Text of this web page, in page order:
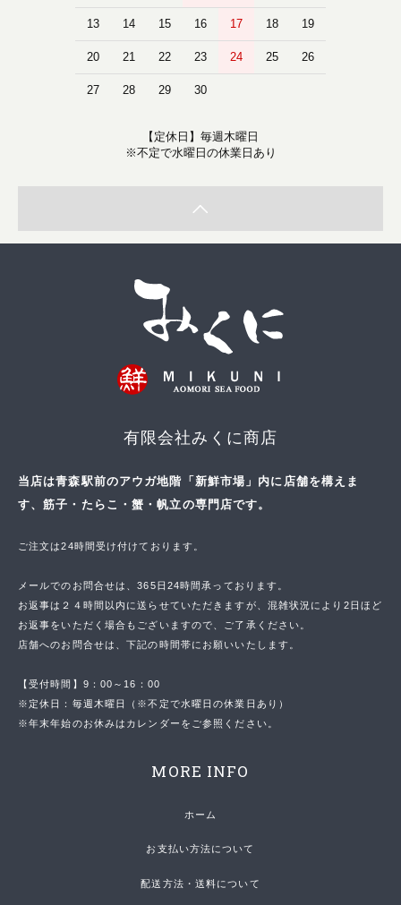
13 14 15 16 17 18 19
20 21 22 23 24 25 26
27 28 29 30
【定休日】毎週木曜日
※不定で水曜日の休業日あり
有限会社みくに商店
当店は青森駅前のアウガ地階「新鮮市場」内に店舗を構えま
す、筋子・たらこ・蟹・帆立の専門店です。
ご注文は24時間受け付けております。
メールでのお問合せは、365日24時間承っております。
お返事は２４時間以内に送らせていただきますが、混雑状況により2日ほど
お返事をいただく場合もございますので、ご了承ください。
店舗へのお問合せは、下記の時間帯にお願いいたします。
【受付時間】9：00～16：00
※定休日：毎週木曜日（※不定で水曜日の休業日あり）
※年末年始のお休みはカレンダーをご参照ください。
MORE INFO
ホーム
お支払い方法について
配送方法・送料について